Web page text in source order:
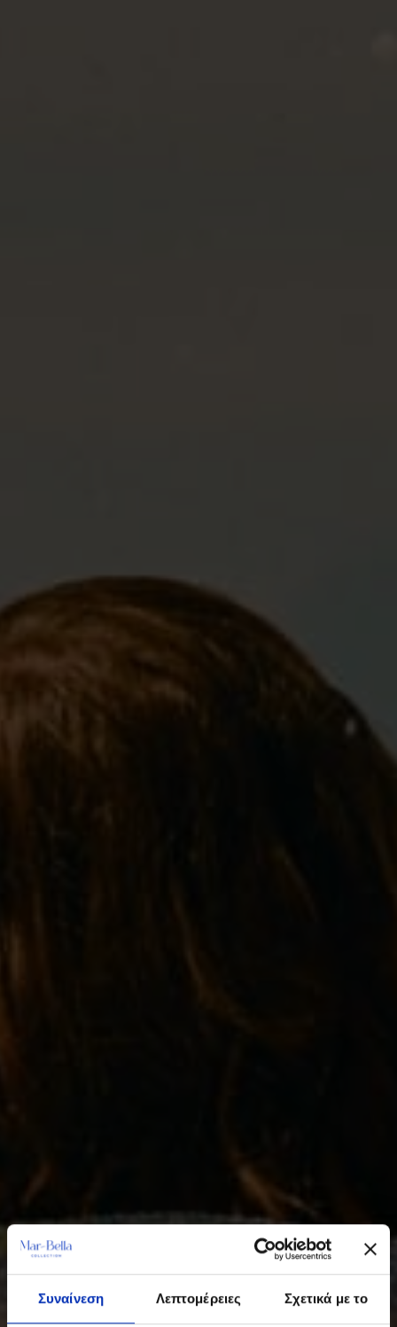
Συναίνεση Λεπτομέρειες Σχετικά με το